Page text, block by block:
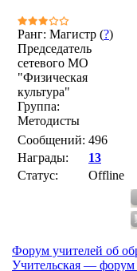
Ранг: Магистр (?)
Председатель
сетевого МО
"Физическая
культура"
Группа:
Методисты
Сообщений: 496
Награды:
13
Статус:
Offline
Форум учителей об
Учительская — форум